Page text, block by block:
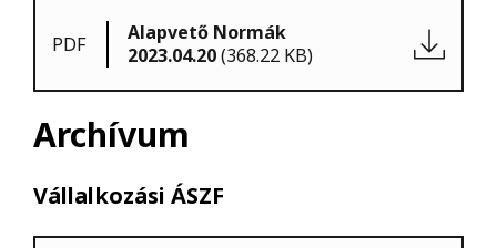
PDF
Alapvető Normák
2023.04.20(368.22 KB)
Archívum
Vállalkozási ÁSZF